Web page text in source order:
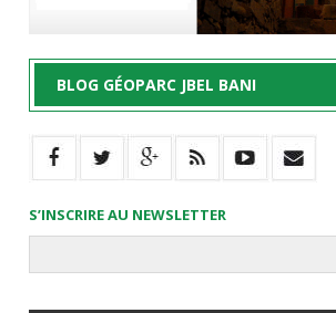
BLOG GÉOPARC JBEL BANI
S’INSCRIRE AU NEWSLETTER